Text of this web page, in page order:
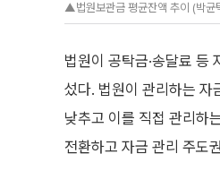
▲법원보관금 평균잔액 추이 (박균
법원이 공탁금·송달료 등
섰다. 법원이 관리하는 자
낮추고 이를 직접 관리하
전환하고 자금 관리 주도